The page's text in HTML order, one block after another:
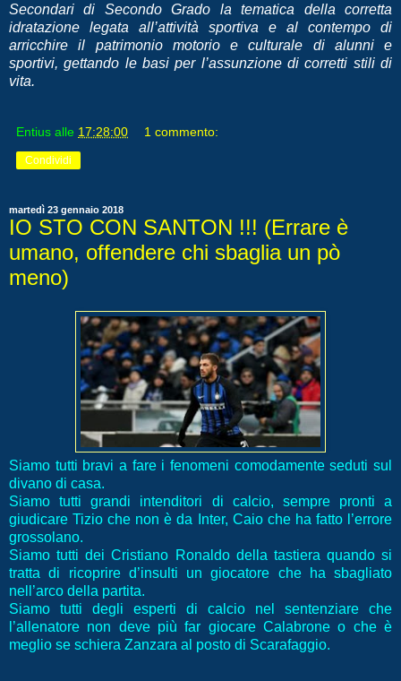
Secondari di Secondo Grado la tematica della corretta
idratazione legata all’attività sportiva e al contempo di
arricchire il patrimonio motorio e culturale di alunni e
sportivi, gettando le basi per l’assunzione di corretti stili di
vita.
Entius alle 17:28:00 1 commento:
Condividi
martedì 23 gennaio 2018
IO STO CON SANTON !!! (Errare è
umano, offendere chi sbaglia un pò
meno)
Siamo tutti bravi a fare i fenomeni comodamente seduti sul
divano di casa.
Siamo tutti grandi intenditori di calcio, sempre pronti a
giudicare Tizio che non è da Inter, Caio che ha fatto l’errore
grossolano.
Siamo tutti dei Cristiano Ronaldo della tastiera quando si
tratta di ricoprire d’insulti un giocatore che ha sbagliato
nell’arco della partita.
Siamo tutti degli esperti di calcio nel sentenziare che
l’allenatore non deve più far giocare Calabrone o che è
meglio se schiera Zanzara al posto di Scarafaggio.